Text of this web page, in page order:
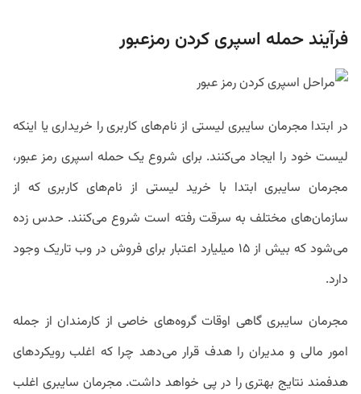
فرآیند حمله اسپری کردن رمزعبور
در ابتدا مجرمان سایبری لیستی از نام‌های کاربری را خریداری یا اینکه
لیست خود را ایجاد می‌کنند. برای شروع یک حمله اسپری رمز عبور،
مجرمان سایبری ابتدا با خرید لیستی از نام‌های کاربری که از
سازمان‌های مختلف به سرقت رفته است شروع می‌کنند. حدس زده
می‌شود که بیش از ۱۵ میلیارد اعتبار برای فروش در وب تاریک وجود
دارد.
مجرمان سایبری گاهی اوقات گروه‌های خاصی از کارمندان از جمله
امور مالی و مدیران را هدف قرار می‌دهد چرا که اغلب رویکردهای
هدفمند نتایج بهتری را در پی خواهد داشت. مجرمان سایبری اغلب